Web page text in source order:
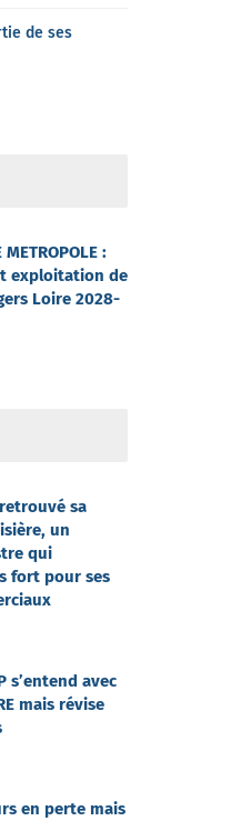
de ses
METROPOLE :
exploitation de
Loire 2028-
sa
un
qui
fort pour ses
s’entend avec
mais révise
en perte mais